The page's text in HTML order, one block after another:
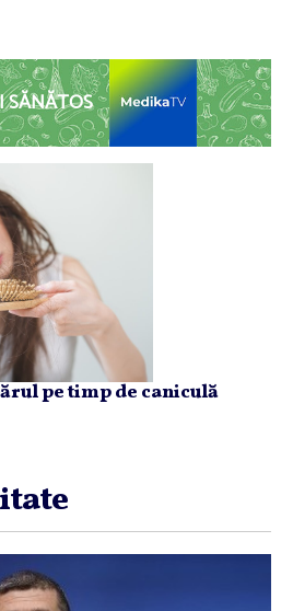
SĂNĂTOS
pe timp de caniculă